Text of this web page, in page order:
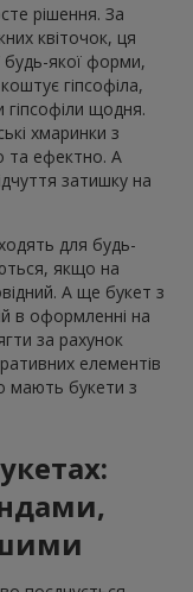
рішення. За
квіточок, ця
будь-якої форми,
гіпсофіла,
щодня.
хмаринки з
та ефектно. А
затишку на
для будь-
якщо на
А ще букет з
в оформленні на
за рахунок
елементів
мають букети з